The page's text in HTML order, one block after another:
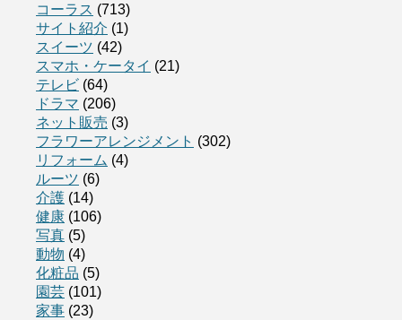
コーラス (713)
サイト紹介 (1)
スイーツ (42)
スマホ・ケータイ (21)
テレビ (64)
ドラマ (206)
ネット販売 (3)
フラワーアレンジメント (302)
リフォーム (4)
ルーツ (6)
介護 (14)
健康 (106)
写真 (5)
動物 (4)
化粧品 (5)
園芸 (101)
家事 (23)